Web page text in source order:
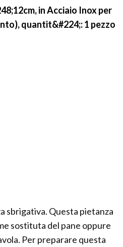
in Acciaio Inox per
quantit&#224;: 1 pezzo
sbrigativa. Questa pietanza
sostituta del pane oppure
Per preparare questa